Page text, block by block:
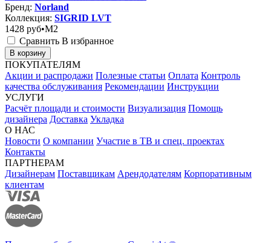
Бренд: Norland
Коллекция: SIGRID LVT
1428 руб•M2
Сравнить В избранное
В корзину
ПОКУПАТЕЛЯМ
Акции и распродажи Полезные статьи Оплата Контроль
качества обслуживания Рекомендации Инструкции
УСЛУГИ
Расчёт площади и стоимости Визуализация Помощь
дизайнера Доставка Укладка
О НАС
Новости О компании Участие в ТВ и спец. проектах
Контакты
ПАРТНЕРАМ
Дизайнерам Поставщикам Арендодателям Корпоративным
клиентам